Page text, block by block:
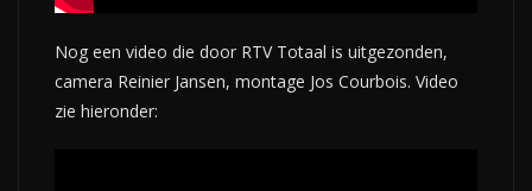
Nog een video die door RTV Totaal is uitgezonden,
camera Reinier Jansen, montage Jos Courbois. Video
zie hieronder: